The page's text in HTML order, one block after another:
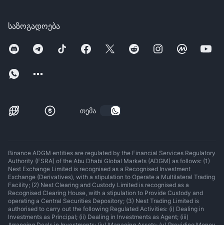
საზოგადოება
თემა
Binance ADGM entities are regulated by the Financial Services Regulatory
Authority (FSRA) of the Abu Dhabi Global Markets (ADGM) as follows: (1)
Nest Exchange Limited is recognised as a Recognised Investment
Exchange (Derivatives), with a stipulation to Operate a Multilateral Trading
Facility; (2) Nest Clearing and Custody Limited is recognised as a
Recognised Clearing House, with a stipulation to Provide Custody and
operating a Central Securities Depository; (3) Nest Trading Limited is
authorised to carry out the following Regulated Activities: (i) Dealing in
Investments as Principal; (ii) Dealing in Investments as Agent; (iii)